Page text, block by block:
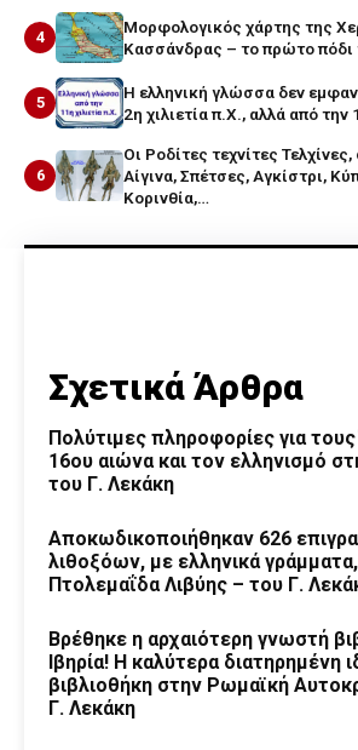
4
Μορφολογικός χάρτης της
Κασσάνδρας – το πρώτο πόδι
5
Η ελληνική γλώσσα δεν
2η χιλιετία π.Χ., αλλά από την
6
Οι Ροδίτες τεχνίτες
Αίγινα, Σπέτσες, Αγκίστρι,
Κορινθία,…
Σχετικά Άρθρα
Πολύτιμες πληροφορίες για
16ου αιώνα και τον ελληνισμό
του Γ. Λεκάκη
Αποκωδικοποιήθηκαν 626
λιθοξόων, με ελληνικά
Πτολεμαΐδα Λιβύης – του Γ.
Βρέθηκε η αρχαιότερη γνωστή
Ιβηρία! Η καλύτερα διατηρημένη
βιβλιοθήκη στην Ρωμαϊκή
Γ. Λεκάκη